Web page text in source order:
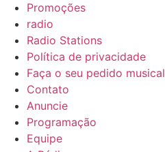
Promoções
radio
Radio Stations
Política de privacidade
Faça o seu pedido musical
Contato
Anuncie
Programação
Equipe